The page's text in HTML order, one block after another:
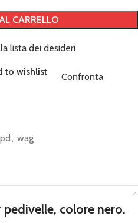
CARRELLO
lista dei desideri
to wishlist Confronta
, wag
colore nero.